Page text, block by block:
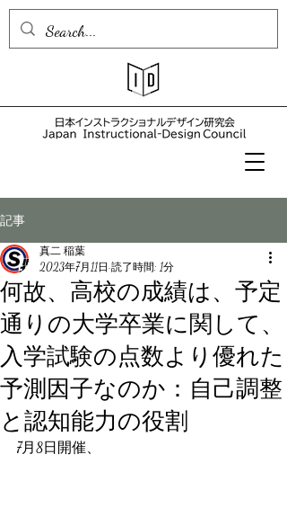
記事
何故、高校の成績は、予定
通りの大学卒業に関して、
入学試験の点数より優れた
予測因子なのか：自己調整
と認知能力の役割
真二 稲葉
2023年7月11日 読了時間: 1分
7月8日開催、